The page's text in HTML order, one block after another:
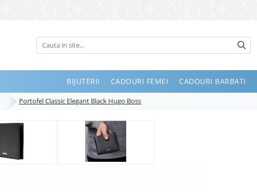
BIJUTERII CADOURI FEMEI CADOURI BARBATI
Portofel Classic Elegant Black Hugo Boss